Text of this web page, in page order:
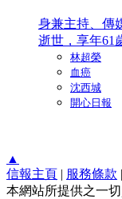
身兼主持、傳
逝世，享年61
林超榮
血癌
沈西城
開心日報
▲
信報主頁 | 服務條款 |
本網站所提供之一